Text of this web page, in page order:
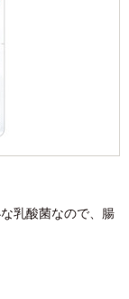
乳酸菌なので、腸